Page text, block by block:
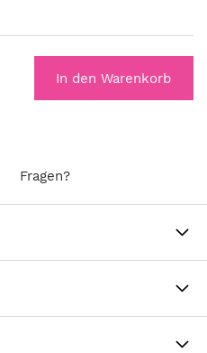
In den Warenkorb
Fragen?